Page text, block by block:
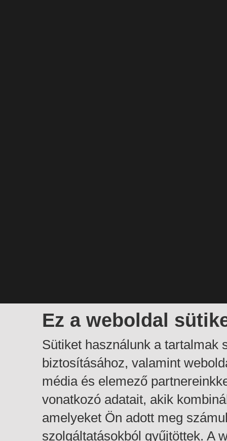
Ez a weboldal
Sütiket használunk a tartalmak
biztosításához, valamint
média és elemező
vonatkozó adatait, akik
amelyeket Ön adott meg
szolgáltatásokból gyűjtöttek. A